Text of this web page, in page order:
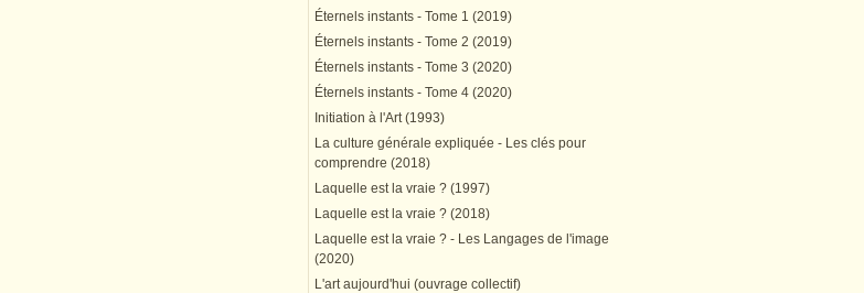
Éternels instants - Tome 1 (2019)
Éternels instants - Tome 2 (2019)
Éternels instants - Tome 3 (2020)
Éternels instants - Tome 4 (2020)
Initiation à l'Art (1993)
La culture générale expliquée - Les clés pour
comprendre (2018)
Laquelle est la vraie ? (1997)
Laquelle est la vraie ? (2018)
Laquelle est la vraie ? - Les Langages de l'image
(2020)
L'art aujourd'hui (ouvrage collectif)